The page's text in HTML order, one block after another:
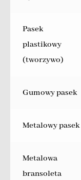
Pasek
plastikowy
(tworzywo)
Gumowy pasek
Metalowy pasek
Metalowa
bransoleta